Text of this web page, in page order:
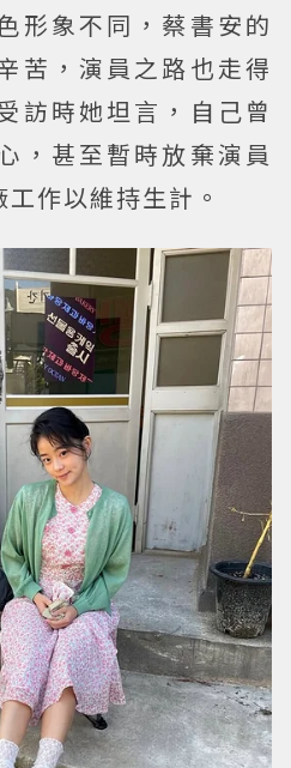
形象不同，蔡書安的
苦，演員之路也走得
訪時她坦言，自己曾
，甚至暫時放棄演員
作以維持生計。